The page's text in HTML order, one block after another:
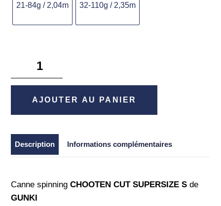
21-84g / 2,04m 32-110g / 2,35m
quantité
Chooten
Supersize
Gunki
AJOUTER AU PANIER
Description Informations complémentaires
Canne spinning CHOOTEN CUT SUPERSIZE Sde
GUNKI